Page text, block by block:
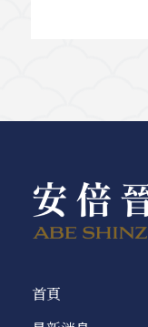
首頁